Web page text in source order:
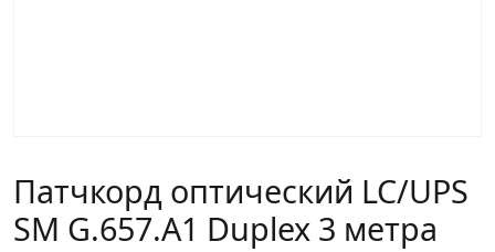
Патчкорд оптический LC/UPS
SM G.657.A1 Duplex 3 метра